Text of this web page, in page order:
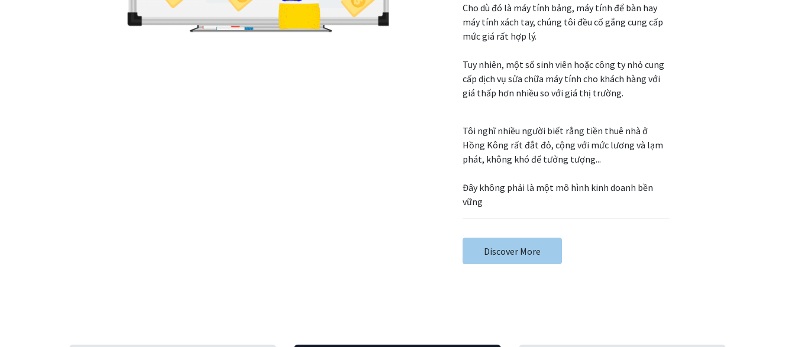
Cho dù đó là máy tính bảng, máy tính để bàn hay
máy tính xách tay, chúng tôi đều cố gắng cung cấp
mức giá rất hợp lý.
Tuy nhiên, một số sinh viên hoặc công ty nhỏ cung
cấp dịch vụ sửa chữa máy tính cho khách hàng với
giá thấp hơn nhiều so với giá thị trường.
Tôi nghĩ nhiều người biết rằng tiền thuê nhà ở
Hồng Kông rất đắt đỏ, cộng với mức lương và lạm
phát, không khó để tưởng tượng...
Đây không phải là một mô hình kinh doanh bền
vững
Discover More